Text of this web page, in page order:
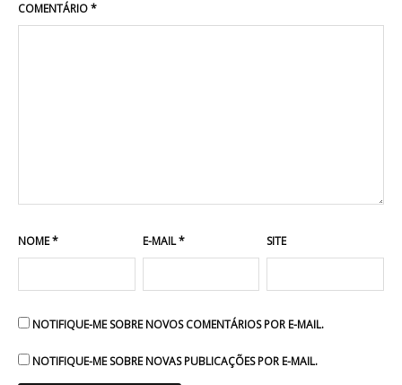
COMENTÁRIO*
NOME* E-MAIL* SITE
NOTIFIQUE-ME SOBRE NOVOS COMENTÁRIOS POR E-MAIL.
NOTIFIQUE-ME SOBRE NOVAS PUBLICAÇÕES POR E-MAIL.